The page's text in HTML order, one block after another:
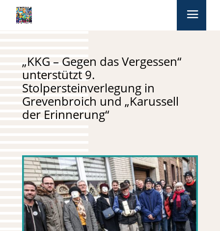
„KKG – Gegen das Vergessen“
unterstützt 9.
Stolpersteinverlegung in
Grevenbroich und „Karussell
der Erinnerung“